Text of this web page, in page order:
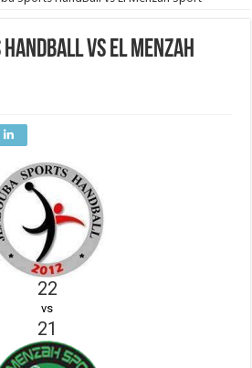
vs El Menzah
22
vs
21